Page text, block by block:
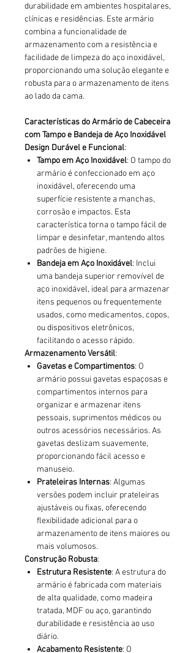
durabilidade em ambientes hospitalares,
clínicas e residências. Este armário
combina a funcionalidade de
armazenamento com a resistência e
facilidade de limpeza do aço inoxidável,
proporcionando uma solução elegante e
robusta para o armazenamento de itens
ao lado da cama.
Características do Armário de Cabeceira
com Tampo e Bandeja de Aço Inoxidável
Design Durável e Funcional:
Tampo em Aço Inoxidável: O tampo do
armário é confeccionado em aço
inoxidável, oferecendo uma
superfície resistente a manchas,
corrosão e impactos. Esta
característica torna o tampo fácil de
limpar e desinfetar, mantendo altos
padrões de higiene.
Bandeja em Aço Inoxidável: Inclui
uma bandeja superior removível de
aço inoxidável, ideal para armazenar
itens pequenos ou frequentemente
usados, como medicamentos, copos,
ou dispositivos eletrônicos,
facilitando o acesso rápido.
Armazenamento Versátil:
Gavetas e Compartimentos: O
armário possui gavetas espaçosas e
compartimentos internos para
organizar e armazenar itens
pessoais, suprimentos médicos ou
outros acessórios necessários. As
gavetas deslizam suavemente,
proporcionando fácil acesso e
manuseio.
Prateleiras Internas: Algumas
versões podem incluir prateleiras
ajustáveis ou fixas, oferecendo
flexibilidade adicional para o
armazenamento de itens maiores ou
mais volumosos.
Construção Robusta:
Estrutura Resistente: A estrutura do
armário é fabricada com materiais
de alta qualidade, como madeira
tratada, MDF ou aço, garantindo
durabilidade e resistência ao uso
diário.
Acabamento Resistente: O